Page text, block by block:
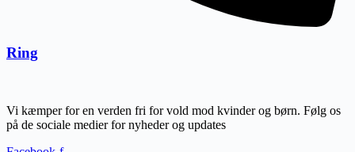
Ring
Vi kæmper for en verden fri for vold mod kvinder og børn. Følg os
på de sociale medier for nyheder og updates